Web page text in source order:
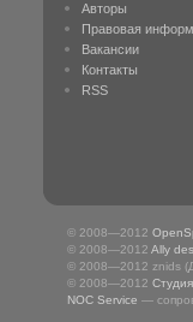
Авторы
Правовая
Вакансии
Контакты
RSS
© 2008—2012
© 2008—2012 Ally
© 2008—2012 znids
© 2008—2012
NOC Service —